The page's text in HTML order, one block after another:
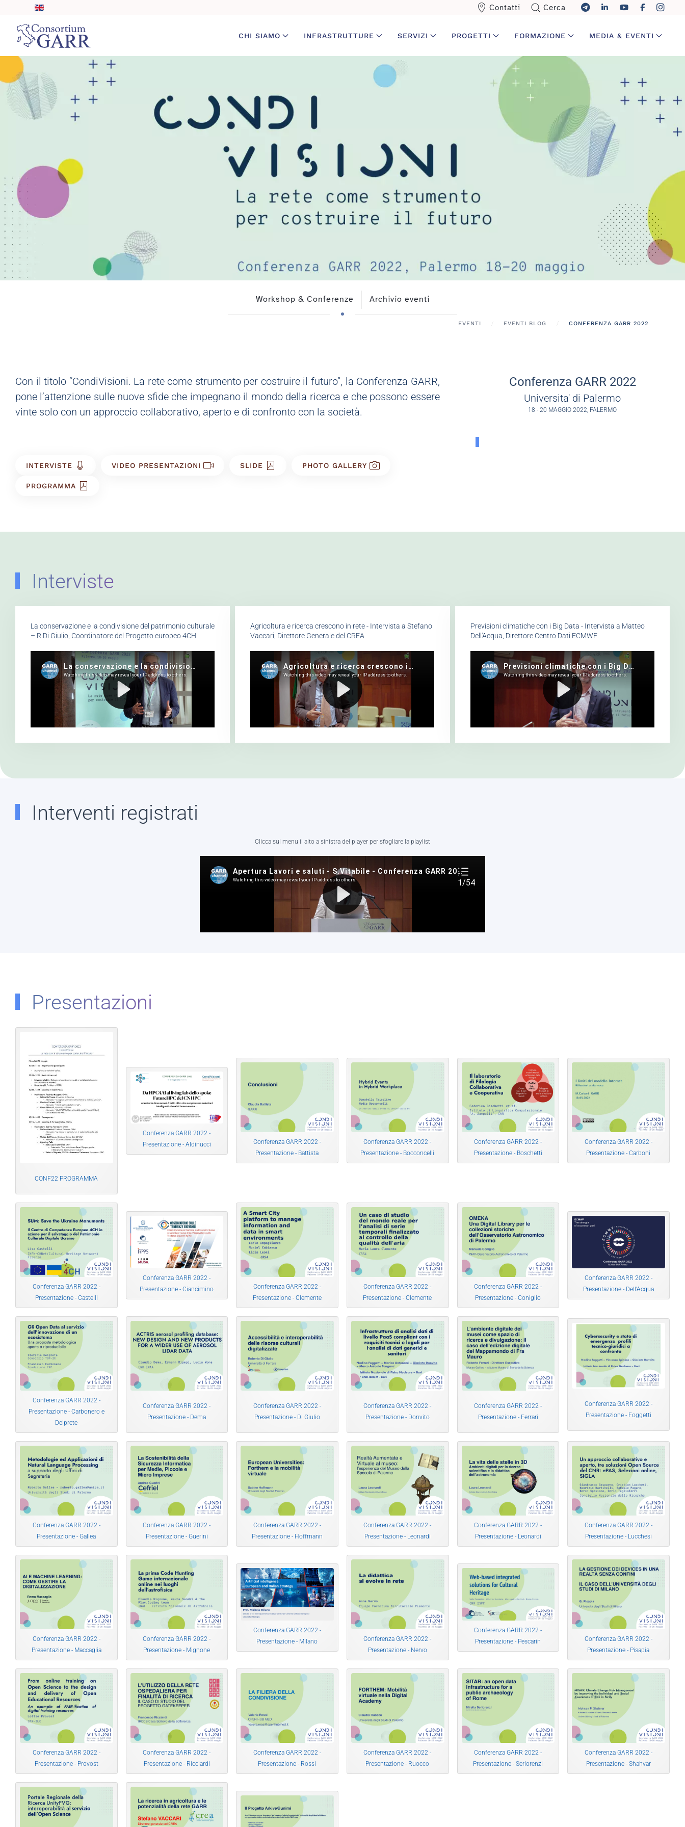
Skip to main content
Contatti Cerca
CHI SIAMO INFRASTRUTTURE SERVIZI PROGETTI FORMAZIONE MEDIA & EVENTI
Workshop & Conferenze Archivio eventi
EVENTI EVENTI BLOG CONFERENZA GARR 2022
Con il titolo “CondiVisioni. La rete come strumento per costruire il futuro”, la Conferenza GARR,
pone l’attenzione sulle nuove sfide che impegnano il mondo della ricerca e che possono essere
vinte solo con un approccio collaborativo, aperto e di confronto con la società.
INTERVISTE VIDEO PRESENTAZIONI SLIDE PHOTO GALLERY
PROGRAMMA
Conferenza GARR 2022
Universita' di Palermo
18 - 20 MAGGIO 2022, PALERMO
Interviste
La conservazione e la condivisione del patrimonio culturale
– R.Di Giulio, Coordinatore del Progetto europeo 4CH
Agricoltura e ricerca crescono in rete - Intervista a Stefano
Vaccari, Direttore Generale del CREA
Previsioni climatiche con i Big Data - Intervista a Matteo
Dell'Acqua, Direttore Centro Dati ECMWF
Interventi registrati
Clicca sul menu il alto a sinistra del player per sfogliare la playlist
Presentazioni
CONF22 PROGRAMMA
Conferenza GARR 2022 -
Presentazione - Aldinucci
Conferenza GARR 2022 -
Presentazione - Battista
Conferenza GARR 2022 -
Presentazione - Bocconcelli
Conferenza GARR 2022 -
Presentazione - Boschetti
Conferenza GARR 2022 -
Presentazione - Carboni
Conferenza GARR 2022 -
Presentazione - Castelli
Conferenza GARR 2022 -
Presentazione - Ciancimino
Conferenza GARR 2022 -
Presentazione - Clemente
Conferenza GARR 2022 -
Presentazione - Clemente
Conferenza GARR 2022 -
Presentazione - Coniglio
Conferenza GARR 2022 -
Presentazione - Dell'Acqua
Conferenza GARR 2022 -
Presentazione - Carbonero e
Delprete
Conferenza GARR 2022 -
Presentazione - Dema
Conferenza GARR 2022 -
Presentazione - Di Giulio
Conferenza GARR 2022 -
Presentazione - Donvito
Conferenza GARR 2022 -
Presentazione - Ferrari
Conferenza GARR 2022 -
Presentazione - Foggetti
Conferenza GARR 2022 -
Presentazione - Gallea
Conferenza GARR 2022 -
Presentazione - Guerini
Conferenza GARR 2022 -
Presentazione - Hoffmann
Conferenza GARR 2022 -
Presentazione - Leonardi
Conferenza GARR 2022 -
Presentazione - Leonardi
Conferenza GARR 2022 -
Presentazione - Lucchesi
Conferenza GARR 2022 -
Presentazione - Maccaglia
Conferenza GARR 2022 -
Presentazione - Mignone
Conferenza GARR 2022 -
Presentazione - Milano
Conferenza GARR 2022 -
Presentazione - Nervo
Conferenza GARR 2022 -
Presentazione - Pescarin
Conferenza GARR 2022 -
Presentazione - Pisapia
Conferenza GARR 2022 -
Presentazione - Provost
Conferenza GARR 2022 -
Presentazione - Ricciardi
Conferenza GARR 2022 -
Presentazione - Rossi
Conferenza GARR 2022 -
Presentazione - Ruocco
Conferenza GARR 2022 -
Presentazione - Serlorenzi
Conferenza GARR 2022 -
Presentazione - Shahvar